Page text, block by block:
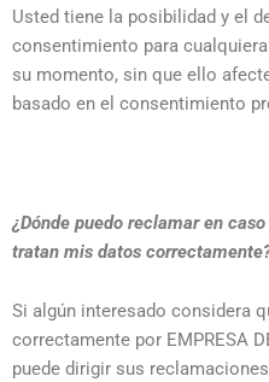
Usted tiene la posibilidad y el
consentimiento para
su momento, sin que ello
basado en el consentimiento
¿Dónde puedo reclamar en
tratan mis datos
Si algún interesado considera
correctamente por EMPRESA
puede dirigir sus reclamaciones